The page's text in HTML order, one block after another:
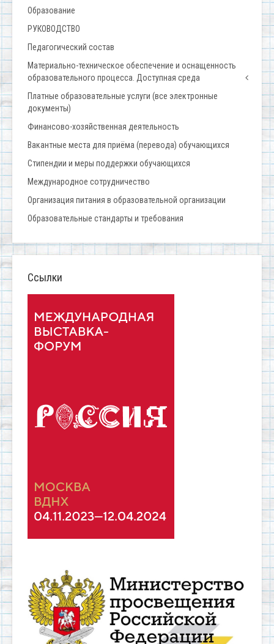
Образование
РУКОВОДСТВО
Педагогический состав
Материально-техническое обеспечение и оснащенность
образовательного процесса. Доступная среда
Платные образовательные услуги (все электронные
документы)
Финансово-хозяйственная деятельность
Вакантные места для приёма (перевода) обучающихся
Стипендии и меры поддержки обучающихся
Международное сотрудничество
Организация питания в образовательной организации
Образовательные стандарты и требования
Ссылки